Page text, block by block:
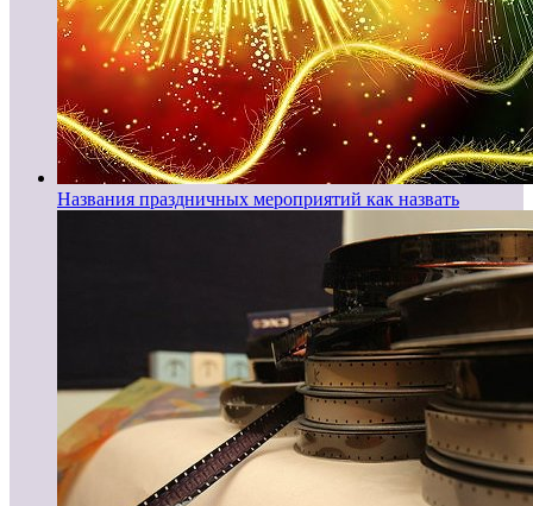
Названия праздничных мероприятий как назвать